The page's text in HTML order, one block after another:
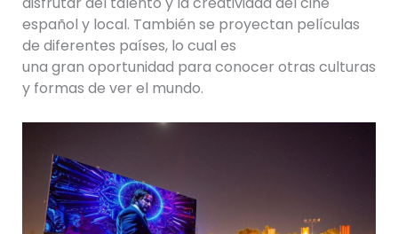
español y local. También se proyectan películas
de diferentes países, lo cual es
una gran oportunidad para conocer otras culturas
y formas de ver el mundo.